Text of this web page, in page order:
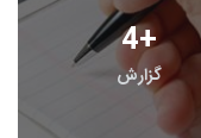
4+
گزارش